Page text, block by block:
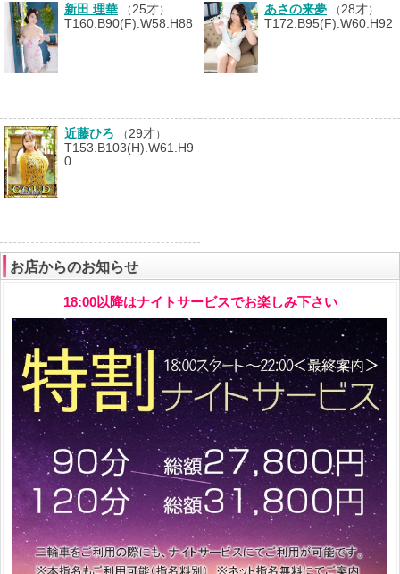
新田 理華 （ 25才）
T160.B90(F).W58.H88
あさの来夢 （ 28才）
T172.B95(F).W60.H92
近藤ひろ （ 29才）
T153.B103(H).W61.H9
0
お店からのお知らせ
18:00以降はナイトサービスでお楽しみ下さい